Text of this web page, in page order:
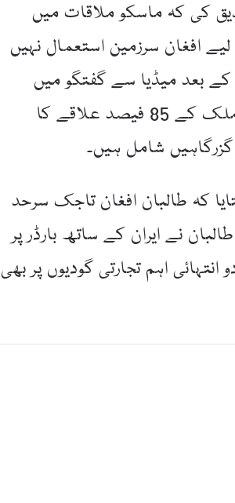
کی کہ ماسکو ملاقات میں
افغان سرزمین استعمال نہیں
بعد میڈیا سے گفتگو میں
طالبان وفد نے دعویٰ کیا کہ افغان سیکیورٹی فورسز سے ملک کے 85 فیصد علاقے کا
شامل ہیں۔
کہ طالبان افغان تاجک سرحد
نے ایران کے ساتھ بارڈر پر
اہم تجارتی گودیوں پر بھی